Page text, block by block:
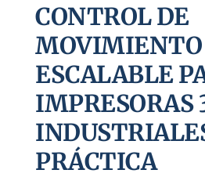
CONTROL DE
MOVIMIENTO
ESCALABLE
IMPRESORAS
PRÁCTICA